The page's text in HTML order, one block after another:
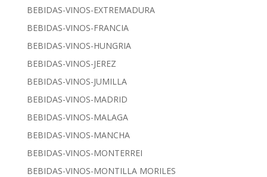
BEBIDAS-VINOS-EXTREMADURA
BEBIDAS-VINOS-FRANCIA
BEBIDAS-VINOS-HUNGRIA
BEBIDAS-VINOS-JEREZ
BEBIDAS-VINOS-JUMILLA
BEBIDAS-VINOS-MADRID
BEBIDAS-VINOS-MALAGA
BEBIDAS-VINOS-MANCHA
BEBIDAS-VINOS-MONTERREI
BEBIDAS-VINOS-MONTILLA MORILES